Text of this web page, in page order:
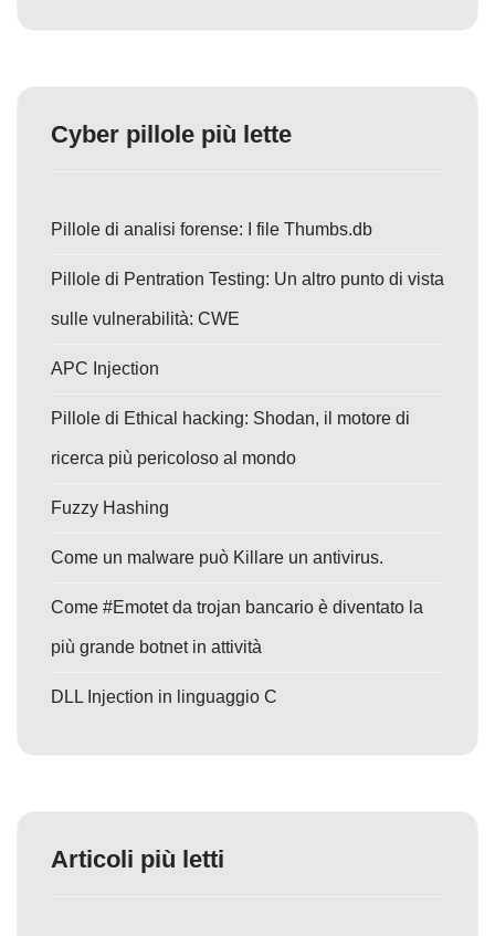
Cyber pillole più lette
Pillole di analisi forense: I file Thumbs.db
Pillole di Pentration Testing: Un altro punto di vista
sulle vulnerabilità: CWE
APC Injection
Pillole di Ethical hacking: Shodan, il motore di
ricerca più pericoloso al mondo
Fuzzy Hashing
Come un malware può Killare un antivirus.
Come #Emotet da trojan bancario è diventato la
più grande botnet in attività
DLL Injection in linguaggio C
Articoli più letti